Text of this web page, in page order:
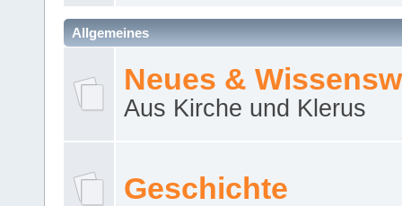
Allgemeines
Neues &
Aus Kirche und Klerus
Geschichte